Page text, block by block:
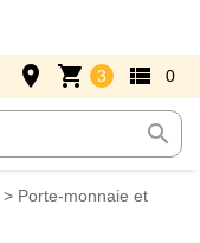
search
place shopping_cart 3 view_list 0
> Porte-monnaie et